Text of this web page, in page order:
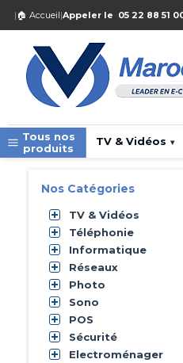
| 🏠 Accueil|Appeler le 05 22 88 51
Tous nos
produits
TV & Vidéos ▾
Nos Catégories
TV & Vidéos
Téléphonie
Informatique
Réseaux
Photo
Sono
POS
Sécurité
Electroménager